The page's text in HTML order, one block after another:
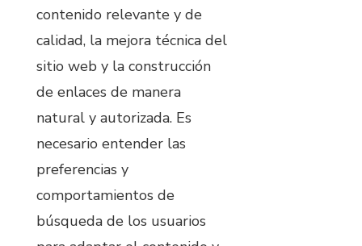
contenido relevante y de
calidad, la mejora técnica del
sitio web y la construcción
de enlaces de manera
natural y autorizada. Es
necesario entender las
preferencias y
comportamientos de
búsqueda de los usuarios